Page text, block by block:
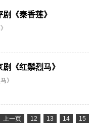
《秦香莲》
《红鬃烈马》
》
上一页 12 13 14 15